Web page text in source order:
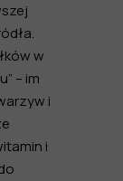
w
– im
i
i